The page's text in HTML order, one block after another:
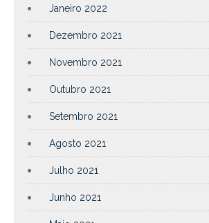
Janeiro 2022
Dezembro 2021
Novembro 2021
Outubro 2021
Setembro 2021
Agosto 2021
Julho 2021
Junho 2021